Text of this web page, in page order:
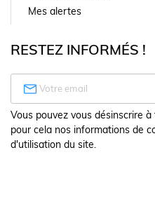
Mes alertes
RESTEZ INFORMÉS !

Vous pouvez vous désinscrire
pour cela nos informations de
d'utilisation du site.